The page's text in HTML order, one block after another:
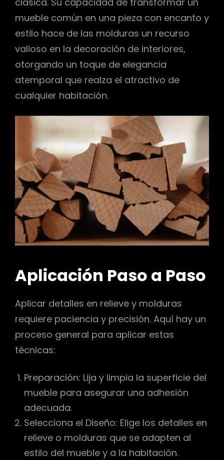
mueble común en una pieza con encanto y
estilo hace de las molduras un recurso
valioso en la decoración de interiores,
otorgando un toque de elegancia
atemporal que realza el atractivo de
cualquier habitación.
Aplicación Paso a Paso
Aplicar detalles en relieve y molduras
requiere paciencia y precisión. Aquí hay un
proceso general para aplicar estas
técnicas:
Preparación: Lija y limpia la superficie del
mueble para asegurar una adhesión
adecuada.
Selecciona el Diseño: Elige los detalles en
relieve o molduras que se adapten al
estilo del mueble y a la habitación.